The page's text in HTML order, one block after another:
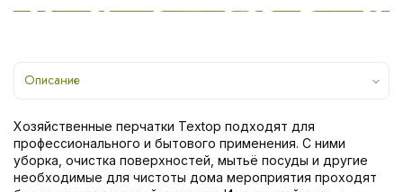
Описание
Хозяйственные перчатки Textop подходят для
профессионального и бытового применения. С ними
уборка, очистка поверхностей, мытьё посуды и другие
необходимые для чистоты дома мероприятия проходят